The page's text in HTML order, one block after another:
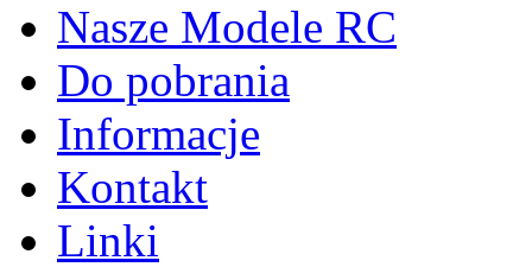
Nasze Modele RC
Do pobrania
Informacje
Kontakt
Linki